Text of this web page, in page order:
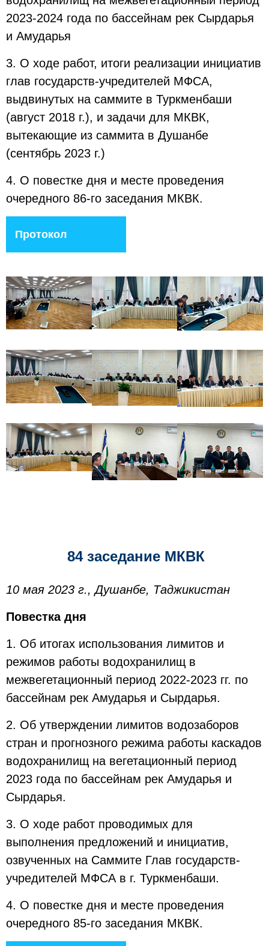
2023-2024 года по бассейнам рек Сырдарья
и Амударья
3. О ходе работ, итоги реализации инициатив
глав государств-учредителей МФСА,
выдвинутых на саммите в Туркменбаши
(август 2018 г.), и задачи для МКВК,
вытекающие из саммита в Душанбе
(сентябрь 2023 г.)
4. О повестке дня и месте проведения
очередного 86-го заседания МКВК.
Протокол
84 заседание МКВК
10 мая 2023 г., Душанбе, Таджикистан
Повестка дня
1. Об итогах использования лимитов и
режимов работы водохранилищ в
межвегетационный период 2022-2023 гг. по
бассейнам рек Амударья и Сырдарья.
2. Об утверждении лимитов водозаборов
стран и прогнозного режима работы каскадов
водохранилищ на вегетационный период
2023 года по бассейнам рек Амударья и
Сырдарья.
3. О ходе работ проводимых для
выполнения предложений и инициатив,
озвученных на Саммите Глав государств-
учредителей МФСА в г. Туркменбаши.
4. О повестке дня и месте проведения
очередного 85-го заседания МКВК.